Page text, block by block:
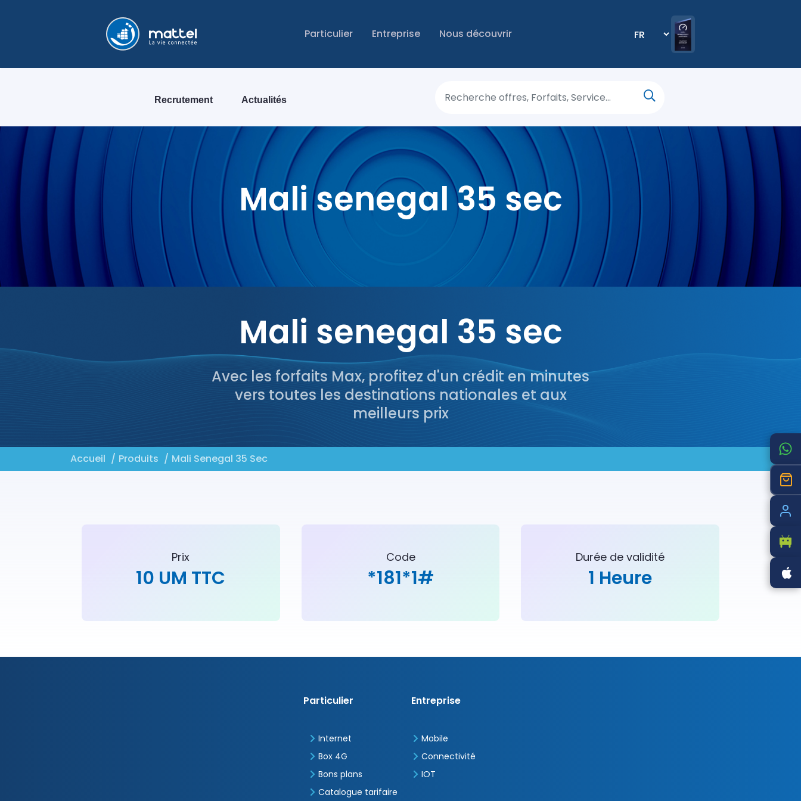
Main
Particulier Entreprise Nous découvrir Select
your
language
Recrutement Actualités
Mali senegal 35 sec
Mali senegal 35 sec
Avec les forfaits Max, profitez d'un crédit en minutes
vers toutes les destinations nationales et aux
meilleurs prix
Accueil Produits Mali Senegal 35 Sec
Prix
10 UM TTC
Code
*181*1#
Durée de validité
1 Heure
Particulier
Internet
Box 4G
Bons plans
Catalogue tarifaire
Entreprise
Mobile
Connectivité
IOT